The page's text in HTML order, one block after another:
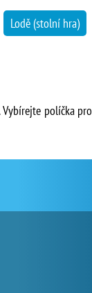
Lodě (stolní hra)
políčka